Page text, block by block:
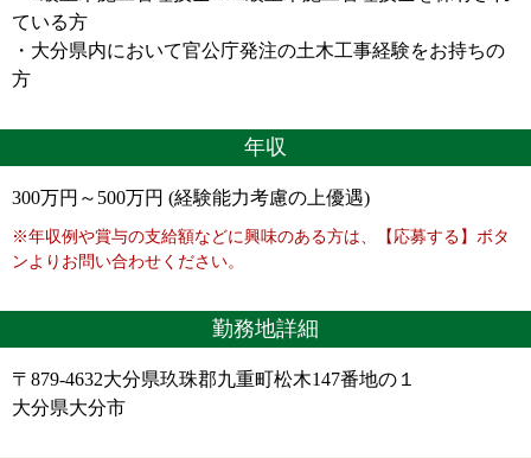
ている方
・大分県内において官公庁発注の土木工事経験をお持ちの
方
年収
300万円～500万円 (経験能力考慮の上優遇)
※年収例や賞与の支給額などに興味のある方は、【応募する】ボタ
ンよりお問い合わせください。
勤務地詳細
〒879-4632大分県玖珠郡九重町松木147番地の１
大分県大分市